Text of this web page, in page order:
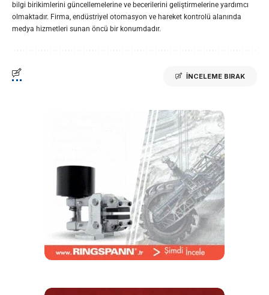
bilgi birikimlerini güncellemelerine ve becerilerini geliştirmelerine yardımcı
olmaktadır. Firma, endüstriyel otomasyon ve hareket kontrolü alanında
medya hizmetleri sunan öncü bir konumdadır.
İNCELEME BIRAK